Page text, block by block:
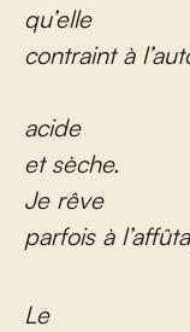
qu’elle
contraint à
acide
et sèche.
Je rêve
parfois à
Le